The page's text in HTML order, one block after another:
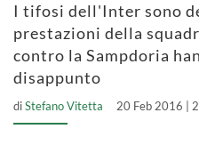
I tifosi dell'Inter sono
prestazioni della
contro la Sampdoria
disappunto
diStefano Vitetta 20 Feb 2016 |